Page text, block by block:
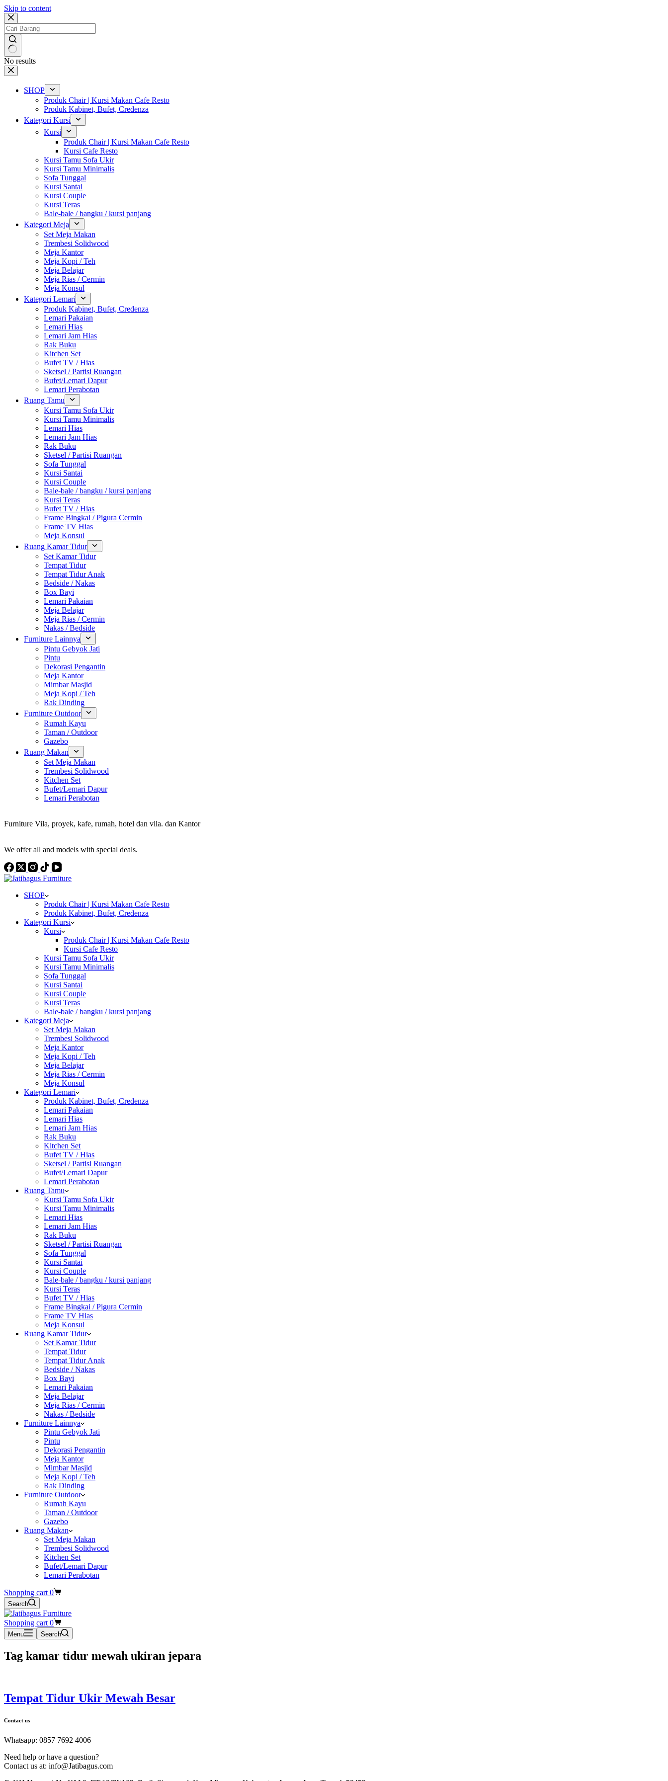
Skip to content
No results
SHOP
Produk Chair | Kursi Makan Cafe Resto
Produk Kabinet, Bufet, Credenza
Kategori Kursi
Kursi
Produk Chair | Kursi Makan Cafe Resto
Kursi Cafe Resto
Kursi Tamu Sofa Ukir
Kursi Tamu Minimalis
Sofa Tunggal
Kursi Santai
Kursi Couple
Kursi Teras
Bale-bale / bangku / kursi panjang
Kategori Meja
Set Meja Makan
Trembesi Solidwood
Meja Kantor
Meja Kopi / Teh
Meja Belajar
Meja Rias / Cermin
Meja Konsul
Kategori Lemari
Produk Kabinet, Bufet, Credenza
Lemari Pakaian
Lemari Hias
Lemari Jam Hias
Rak Buku
Kitchen Set
Bufet TV / Hias
Sketsel / Partisi Ruangan
Bufet/Lemari Dapur
Lemari Perabotan
Ruang Tamu
Kursi Tamu Sofa Ukir
Kursi Tamu Minimalis
Lemari Hias
Lemari Jam Hias
Rak Buku
Sketsel / Partisi Ruangan
Sofa Tunggal
Kursi Santai
Kursi Couple
Bale-bale / bangku / kursi panjang
Kursi Teras
Bufet TV / Hias
Frame Bingkai / Pigura Cermin
Frame TV Hias
Meja Konsul
Ruang Kamar Tidur
Set Kamar Tidur
Tempat Tidur
Tempat Tidur Anak
Bedside / Nakas
Box Bayi
Lemari Pakaian
Meja Belajar
Meja Rias / Cermin
Nakas / Bedside
Furniture Lainnya
Pintu Gebyok Jati
Pintu
Dekorasi Pengantin
Meja Kantor
Mimbar Masjid
Meja Kopi / Teh
Rak Dinding
Furniture Outdoor
Rumah Kayu
Taman / Outdoor
Gazebo
Ruang Makan
Set Meja Makan
Trembesi Solidwood
Kitchen Set
Bufet/Lemari Dapur
Lemari Perabotan
Furniture Vila, proyek, kafe, rumah, hotel dan vila. dan Kantor
We offer all and models with special deals.
SHOP
Produk Chair | Kursi Makan Cafe Resto
Produk Kabinet, Bufet, Credenza
Kategori Kursi
Kursi
Produk Chair | Kursi Makan Cafe Resto
Kursi Cafe Resto
Kursi Tamu Sofa Ukir
Kursi Tamu Minimalis
Sofa Tunggal
Kursi Santai
Kursi Couple
Kursi Teras
Bale-bale / bangku / kursi panjang
Kategori Meja
Set Meja Makan
Trembesi Solidwood
Meja Kantor
Meja Kopi / Teh
Meja Belajar
Meja Rias / Cermin
Meja Konsul
Kategori Lemari
Produk Kabinet, Bufet, Credenza
Lemari Pakaian
Lemari Hias
Lemari Jam Hias
Rak Buku
Kitchen Set
Bufet TV / Hias
Sketsel / Partisi Ruangan
Bufet/Lemari Dapur
Lemari Perabotan
Ruang Tamu
Kursi Tamu Sofa Ukir
Kursi Tamu Minimalis
Lemari Hias
Lemari Jam Hias
Rak Buku
Sketsel / Partisi Ruangan
Sofa Tunggal
Kursi Santai
Kursi Couple
Bale-bale / bangku / kursi panjang
Kursi Teras
Bufet TV / Hias
Frame Bingkai / Pigura Cermin
Frame TV Hias
Meja Konsul
Ruang Kamar Tidur
Set Kamar Tidur
Tempat Tidur
Tempat Tidur Anak
Bedside / Nakas
Box Bayi
Lemari Pakaian
Meja Belajar
Meja Rias / Cermin
Nakas / Bedside
Furniture Lainnya
Pintu Gebyok Jati
Pintu
Dekorasi Pengantin
Meja Kantor
Mimbar Masjid
Meja Kopi / Teh
Rak Dinding
Furniture Outdoor
Rumah Kayu
Taman / Outdoor
Gazebo
Ruang Makan
Set Meja Makan
Trembesi Solidwood
Kitchen Set
Bufet/Lemari Dapur
Lemari Perabotan
Shopping cart 0
Search
Shopping cart 0
Menu Search
Tag kamar tidur mewah ukiran jepara
Tempat Tidur Ukir Mewah Besar
Contact us
Whatsapp: 0857 7692 4006
Need help or have a question?
Contact us at: info@Jatibagus.com